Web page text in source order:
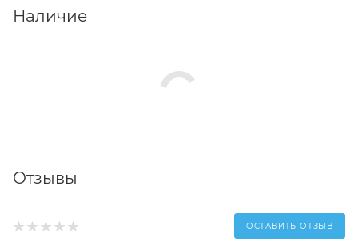
Наличие
Отзывы
ОСТАВИТЬ ОТЗЫВ